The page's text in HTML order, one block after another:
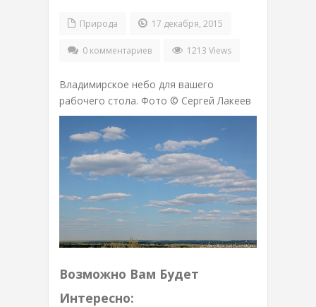
Природа 17 декабря, 2015
0 комментариев 1213 Views
Владимирское небо для вашего
рабочего стола. Фото © Сергей Лакеев
Возможно Вам Будет
Интересно: